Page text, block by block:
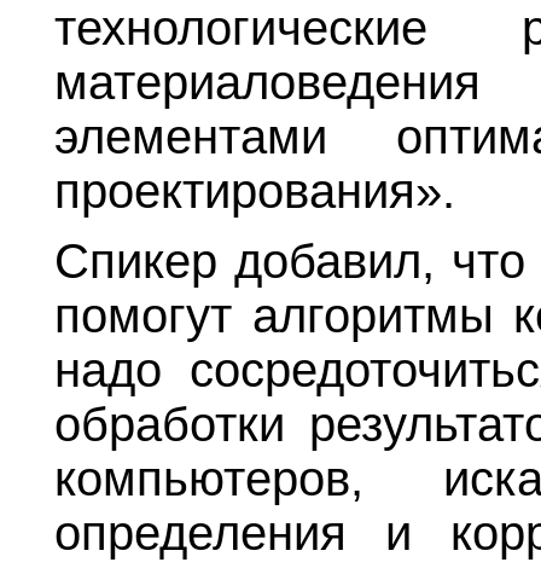
элементами
проектирования».
Спикер добавил,
помогут алгоритмы
надо
обработки
компьютеров,
определения и